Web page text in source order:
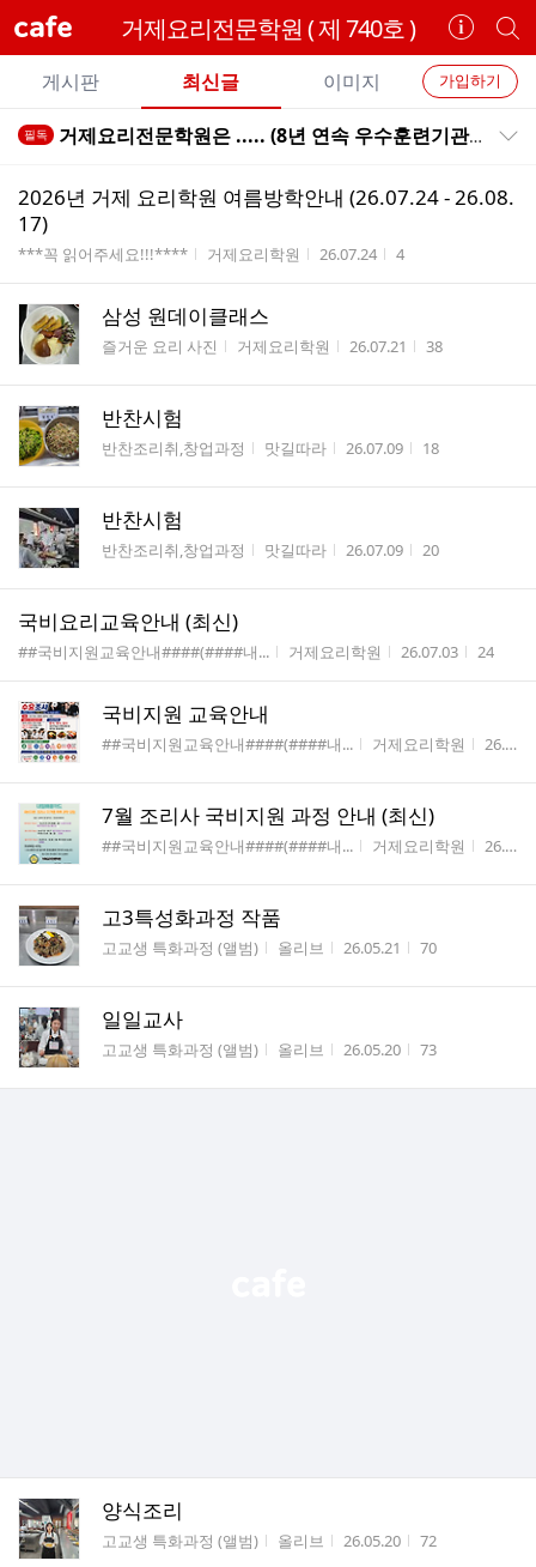
cafe 거제요리전문학원 ( 제 740호 )
카
페
정
보
보
기
개
별
카
페
검
카
페
메
뉴
가입하기
게시판 최신글 이미지
전
글
필독 거제요리전문학원은 ..... (8년 연속 우수훈련기관선정 636-8168 )
2026년 거제 요리학원 여름방학안내 (26.07.24 - 26.08.
17)
게시판명
***꼭 읽어주세요!!!**** 작성자
거제요리학원 작성시간
26.07.24 조회수
4
삼성 원데이클래스
게시판명
즐거운 요리 사진 작성자
거제요리학원 작성시간
26.07.21 조회수
38
반찬시험
게시판명
반찬조리취,창업과정 작성자
맛길따라 작성시간
26.07.09 조회수
18
반찬시험
게시판명
반찬조리취,창업과정 작성자
맛길따라 작성시간
26.07.09 조회수
20
국비요리교육안내 (최신)
게시판명
##국비지원교육안내####(####내... 작성자
거제요리학원 작성시간
26.07.03 조회수
24
국비지원 교육안내
게시판명
##국비지원교육안내####(####내... 작성자
거제요리학원 작성시
26.06.15
7월 조리사 국비지원 과정 안내 (최신)
게시판명
##국비지원교육안내####(####내... 작성자
거제요리학원 작성시
26.06.08
고3특성화과정 작품
게시판명
고교생 특화과정 (앨범) 작성자
올리브 작성시간
26.05.21 조회수
70
일일교사
게시판명
고교생 특화과정 (앨범) 작성자
올리브 작성시간
26.05.20 조회수
73
양식조리
게시판명
고교생 특화과정 (앨범) 작성자
올리브 작성시간
26.05.20 조회수
72